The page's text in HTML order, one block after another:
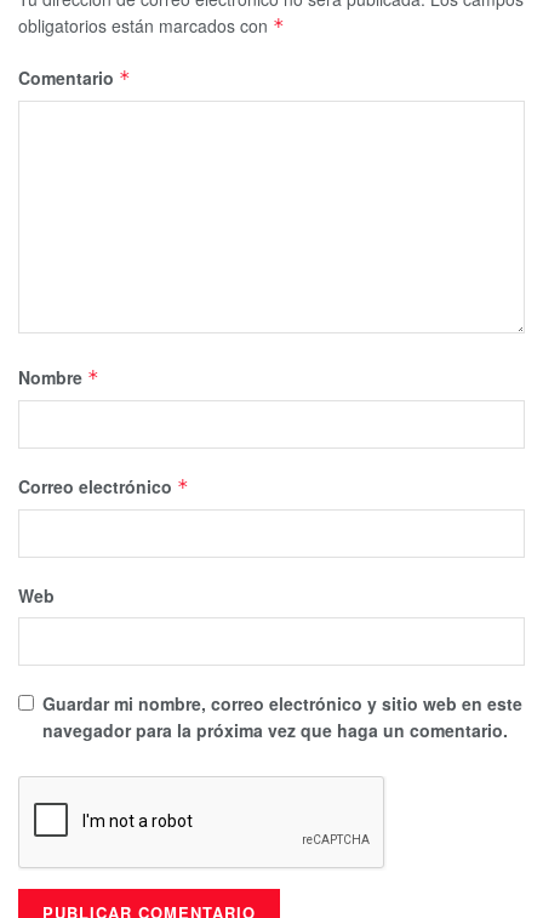
obligatorios están marcados con *
Comentario *
Nombre *
Correo electrónico *
Web
Guardar mi nombre, correo electrónico y sitio web en este
navegador para la próxima vez que haga un comentario.